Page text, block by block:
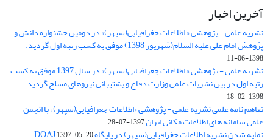
آخرین اخبار
نشریه علمی - پژوهشی « اطلاعات جغرافیایی(سپهر)» در دومین جشنواره دانش و
پژوهش امام علی علیه السلام(شهریور 1398) موفق به کسب رتبه اول گردید.
1398-06-11
نشریه علمی - پژوهشی « اطلاعات جغرافیایی(سپهر)» در سال 1397 موفق به کسب
رتبه اول در بین نشریات علمی وزارت دفاع و پشتیبانی نیروهای مسلح گردید.
1398-02-18
تفاهم نامه علمی نشریه علمی - پژوهشی «اطلاعات جغرافیایی(سپهر)» با انجمن
علمی سامانه های اطلاعات مکانی ایران1397-07-28
نمایه شدن نشریه اطلاعات جغرافیایی(سپهر) در پایگاه DOAJ1397-05-20